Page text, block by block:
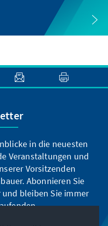
in die neuesten
Veranstaltungen und
Vorsitzenden
Abonnieren Sie
bleiben Sie immer